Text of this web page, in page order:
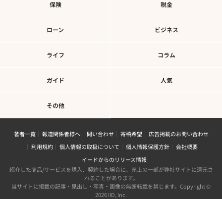
保険 税金
ローン ビジネス
ライフ コラム
ガイド 人気
その他
著者一覧 報道関係者様へ 問い合わせ 寄稿希望
広告掲載のお問い合わせ
利用規約
個人情報の取扱について 個人情報保護方針
会社概要
イードからのリリース情報
紹介した商品/サービスを購入、契約した場合に、売上の一部が弊社サイトに還元さ
れることがあります。
当サイトに掲載の記事・見出し・写真・画像の無断転載を禁じます。Copyright ©
2026 IID, Inc.